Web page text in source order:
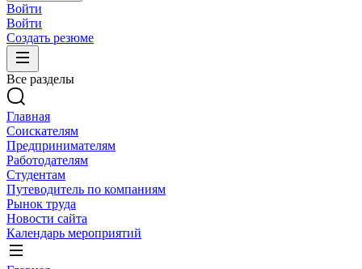
Войти
Войти
Создать резюме
Все разделы
Главная
Соискателям
Предпринимателям
Работодателям
Студентам
Путеводитель по компаниям
Рынок труда
Новости сайта
Календарь мероприятий